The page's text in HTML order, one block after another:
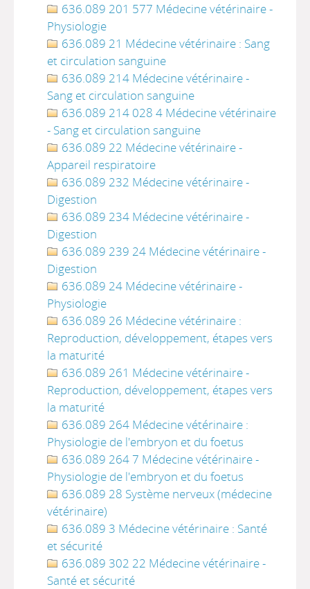
636.089 201 577 Médecine vétérinaire -
Physiologie
636.089 21 Médecine vétérinaire : Sang
et circulation sanguine
636.089 214 Médecine vétérinaire -
Sang et circulation sanguine
636.089 214 028 4 Médecine vétérinaire
- Sang et circulation sanguine
636.089 22 Médecine vétérinaire -
Appareil respiratoire
636.089 232 Médecine vétérinaire -
Digestion
636.089 234 Médecine vétérinaire -
Digestion
636.089 239 24 Médecine vétérinaire -
Digestion
636.089 24 Médecine vétérinaire -
Physiologie
636.089 26 Médecine vétérinaire :
Reproduction, développement, étapes vers
la maturité
636.089 261 Médecine vétérinaire -
Reproduction, développement, étapes vers
la maturité
636.089 264 Médecine vétérinaire :
Physiologie de l'embryon et du foetus
636.089 264 7 Médecine vétérinaire -
Physiologie de l'embryon et du foetus
636.089 28 Système nerveux (médecine
vétérinaire)
636.089 3 Médecine vétérinaire : Santé
et sécurité
636.089 302 22 Médecine vétérinaire -
Santé et sécurité